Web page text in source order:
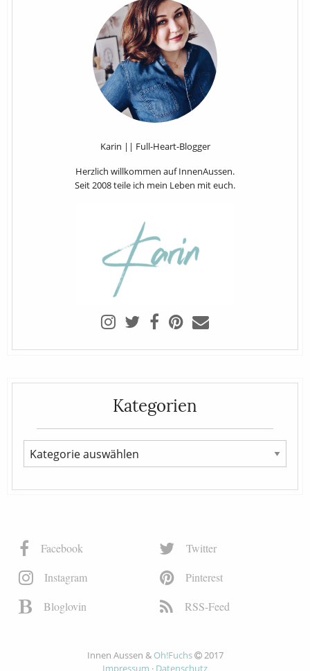
Karin || Full-Heart-Blogger
Herzlich willkommen auf InnenAussen.
Seit 2008 teile ich mein Leben mit euch.
Kategorien
Facebook
Twitter
Instagram
Pinterest
Bloglovin
RSS-Feed
Innen Aussen & Oh!Fuchs
2017
Impressum · Datenschutz